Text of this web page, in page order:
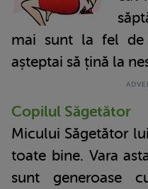
mai sunt la fel
așteptai să țină la
Copilul Săgetător
Micului Săgetător
toate bine. Vara
sunt generoase